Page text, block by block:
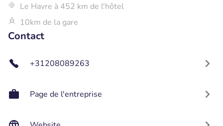
Le Havre à 452 km de l'hôtel
10km de la gare
Contact
+31208089263
Page de l'entreprise